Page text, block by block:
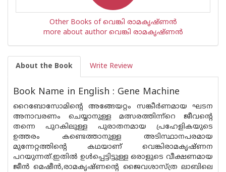
Other Books of വെങ്കി രാമകൃഷ്ണൻ
more about author വെങ്കി രാമകൃഷ്ണൻ
About the Book Write Review
Book Name in English : Gene Machine
റൈബോസോമിന്റെ അങ്ങേയറ്റം സങ്കീർണമായ ഘടന
അനാവരണം ചെയ്യാനുള്ള മത്സരത്തിന്ന്റെ ജീവന്റെ
തന്നെ പുറകിലുള്ള പുരാതനമായ പ്രഹേളികയുടെ
ഉത്തരം കണ്ടെത്താനുള്ള അടിസ്ഥാനപരമായ
മുന്നേറ്റത്തിന്റെ കഥയാണ് വെങ്കിരാമകൃഷ്ണന
പറയുന്നത്.ഇതിൽ ഉൾപ്പെട്ടിട്ടുള്ള ഒരാളുടെ വീക്ഷണമായ
ജീൻ മെഷീൻ,രാമകൃഷ്ണന്റെ ജൈവശാസ്ത്ര ലാബിലെ